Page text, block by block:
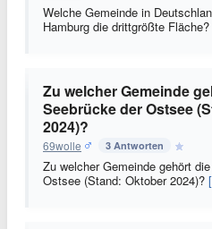
Welche Gemeinde in
Hamburg die drittgrößte Fläche?
Zu welcher Gemeinde
Seebrücke der Ostsee
2024)?
69wolle 3 Antworten
Zu welcher Gemeinde gehört
Ostsee (Stand: Oktober 2024)?